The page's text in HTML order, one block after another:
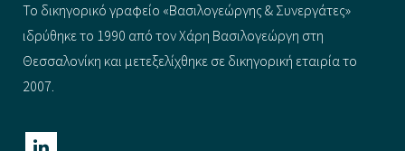
Το δικηγορικό γραφείο «Βασιλογεώργης & Συνεργάτες»
ιδρύθηκε το 1990 από τον Χάρη Βασιλογεώργη στη
Θεσσαλονίκη και μετεξελίχθηκε σε δικηγορική εταιρία το
2007.